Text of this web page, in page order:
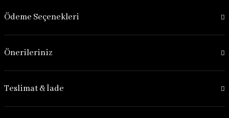
Ödeme Seçenekleri
Önerileriniz
Teslimat & İade